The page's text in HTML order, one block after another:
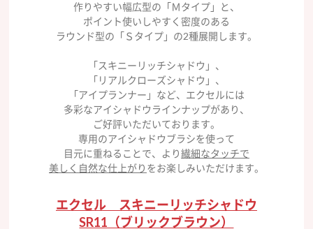
作りやすい幅広型の「Ｍタイプ」と、
ポイント使いしやすく密度のある
ラウンド型の「Ｓタイプ」の2種展開します。
「スキニーリッチシャドウ」、
「リアルクローズシャドウ」、
「アイプランナー」など、エクセルには
多彩なアイシャドウラインナップがあり、
ご好評いただいております。
専用のアイシャドウブラシを使って
目元に重ねることで、より繊細なタッチで
美しく自然な仕上がり をお楽しみいただけます。
エクセル スキニーリッチシャドウ
SR11（ブリックブラウン）